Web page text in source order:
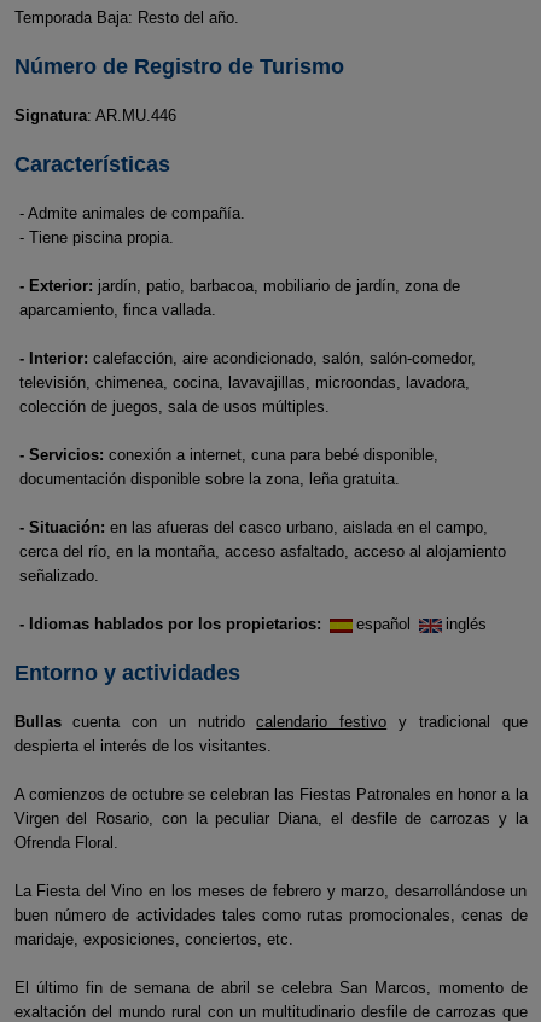
Temporada Baja: Resto del año.
Número de Registro de Turismo
Signatura: AR.MU.446
Características
- Admite animales de compañía.
- Tiene piscina propia.
- Exterior: jardín, patio, barbacoa, mobiliario de jardín, zona de
aparcamiento, finca vallada.
- Interior: calefacción, aire acondicionado, salón, salón-comedor,
televisión, chimenea, cocina, lavavajillas, microondas, lavadora,
colección de juegos, sala de usos múltiples.
- Servicios: conexión a internet, cuna para bebé disponible,
documentación disponible sobre la zona, leña gratuita.
- Situación: en las afueras del casco urbano, aislada en el campo,
cerca del río, en la montaña, acceso asfaltado, acceso al alojamiento
señalizado.
- Idiomas hablados por los propietarios: español inglés
Entorno y actividades
Bullascuenta con un nutridocalendario festivo y tradicional que
despierta el interés de los visitantes.
A comienzos de octubre se celebran las Fiestas Patronales en honor a la
Virgen del Rosario, con la peculiar Diana, el desfile de carrozas y la
Ofrenda Floral.
La Fiesta del Vino en los meses de febrero y marzo, desarrollándose un
buen número de actividades tales como rutas promocionales, cenas de
maridaje, exposiciones, conciertos, etc.
El último fin de semana de abril se celebra San Marcos, momento de
exaltación del mundo rural con un multitudinario desfile de carrozas que